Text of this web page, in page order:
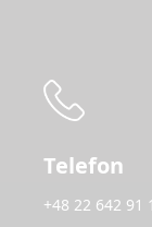
Telefon
+48 22 642 91